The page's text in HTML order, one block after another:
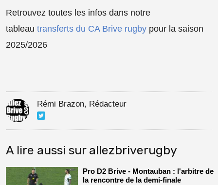
Retrouvez toutes les infos dans notre
tableau transferts du CA Brive rugby pour la saison
2025/2026
Rémi Brazon, Rédacteur
A lire aussi sur allezbriverugby
Pro D2 Brive - Montauban : l'arbitre de
la rencontre de la demi-finale